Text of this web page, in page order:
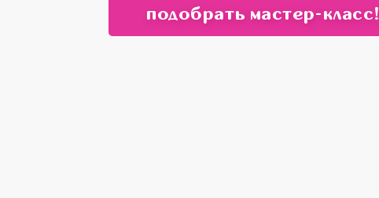
подобрать мастер-класс!